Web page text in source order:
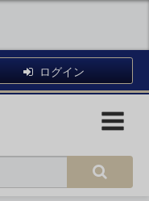
ログイン